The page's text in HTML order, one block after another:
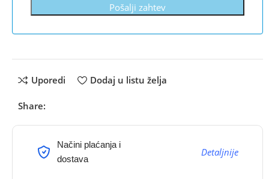
Pošalji zahtev
Uporedi Dodaj u listu želja
Share:
Načini plaćanja i
dostava
Detaljnije